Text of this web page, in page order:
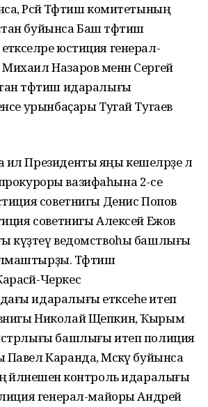
Рәсәй Тәфтиш комитетының
буйынса Баш тәфтиш
юстиция генерал-
Назаров менән Сергей
тәфтиш идаралығы
урынбаҫары Тугай Тугаев
Президенты яңы кешеләрҙе лә
прокуроры вазифаһына 2-се
советнигы Денис Попов
советнигы Алексей Ежов
күҙәтеү ведомствоһы башлығы
Тәфтиш
Черкес
идаралығы етәксеһе итеп
Николай Щепкин, Ҡырым
башлығы итеп полиция
Каранда, Мәскәү буйынса
контроль идаралығы
генерал-майоры Андрей